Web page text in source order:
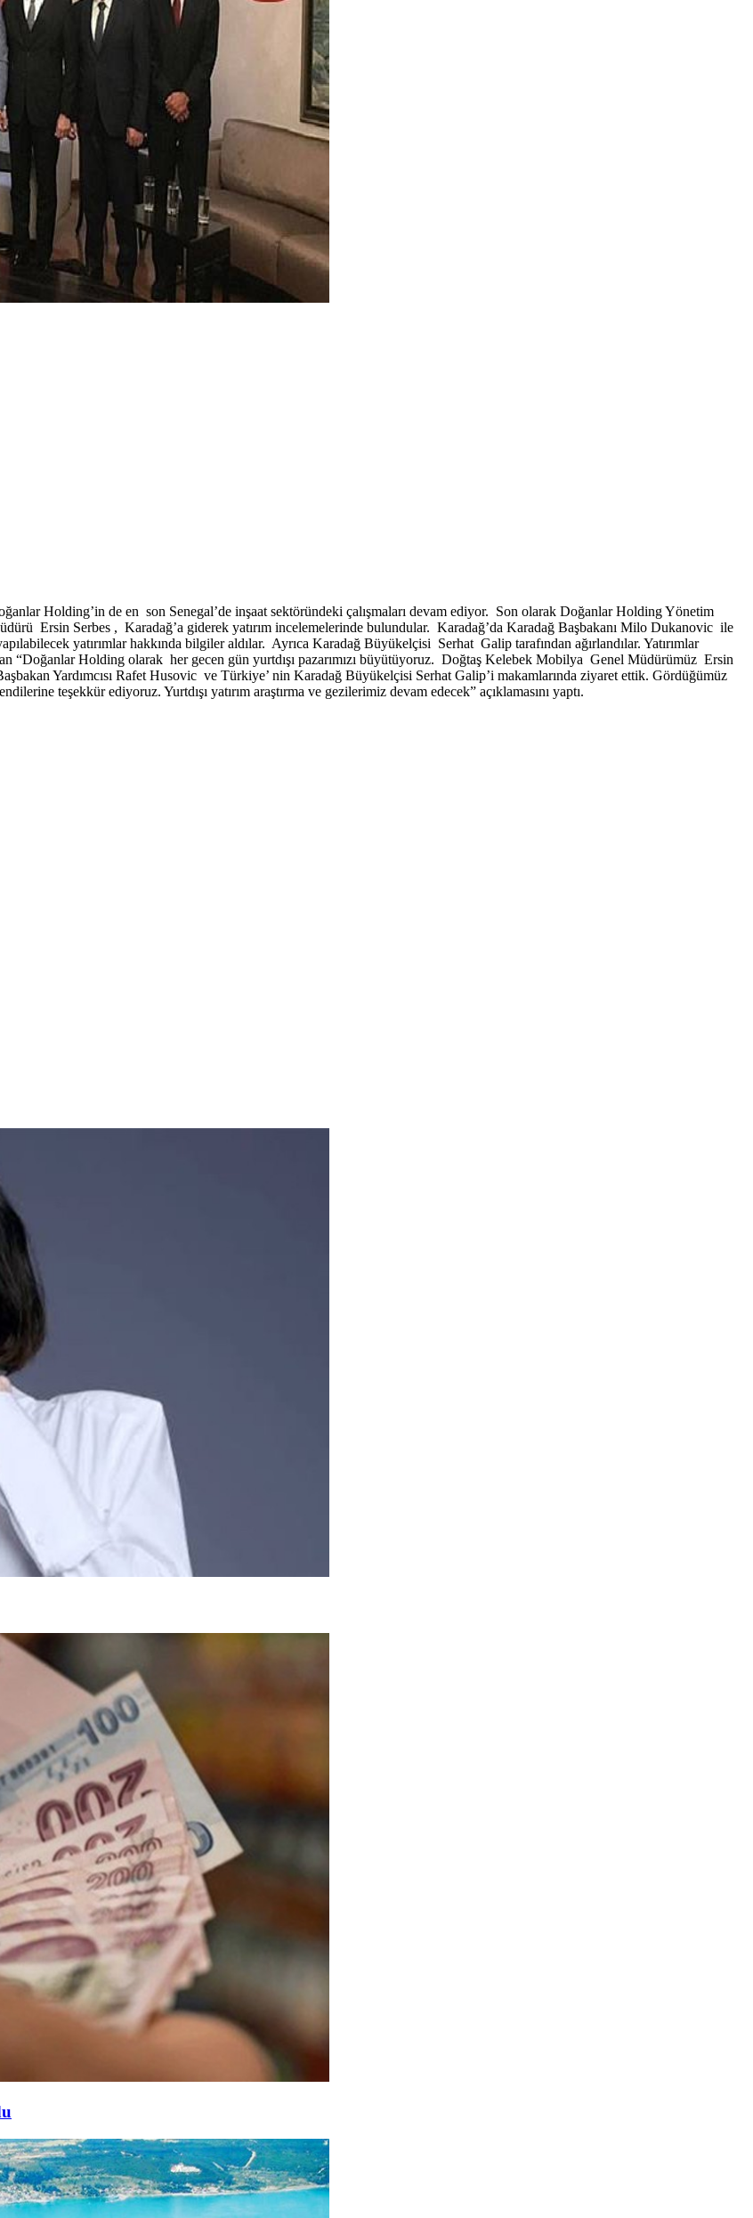
Holding’in de en son Senegal’de inşaat sektöründeki çalışmaları devam ediyor. Son olarak Doğanlar Holding Yönetim
Serbes , Karadağ’a giderek yatırım incelemelerinde bulundular. Karadağ’da Karadağ Başbakanı Milo Dukanovic ile
yatırımlar hakkında bilgiler aldılar. Ayrıca Karadağ Büyükelçisi Serhat Galip tarafından ağırlandılar. Yatırımlar
Holding olarak her gecen gün yurtdışı pazarımızı büyütüyoruz. Doğtaş Kelebek Mobilya Genel Müdürümüz Ersin
Yardımcısı Rafet Husovic ve Türkiye’ nin Karadağ Büyükelçisi Serhat Galip’i makamlarında ziyaret ettik. Gördüğümüz
teşekkür ediyoruz. Yurtdışı yatırım araştırma ve gezilerimiz devam edecek” açıklamasını yaptı.